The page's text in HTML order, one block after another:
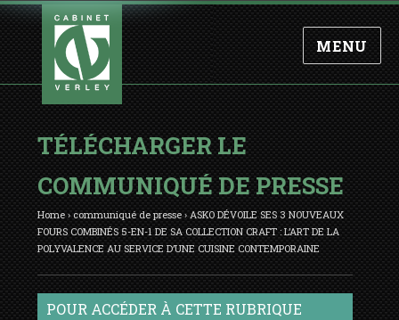
MENU
TÉLÉCHARGER LE
COMMUNIQUÉ DE PRESSE
Home › communiqué de presse › ASKO DÉVOILE SES 3 NOUVEAUX
FOURS COMBINÉS 5-EN-1 DE SA COLLECTION CRAFT : L’ART DE LA
POLYVALENCE AU SERVICE D’UNE CUISINE CONTEMPORAINE
POUR ACCÉDER À CETTE RUBRIQUE